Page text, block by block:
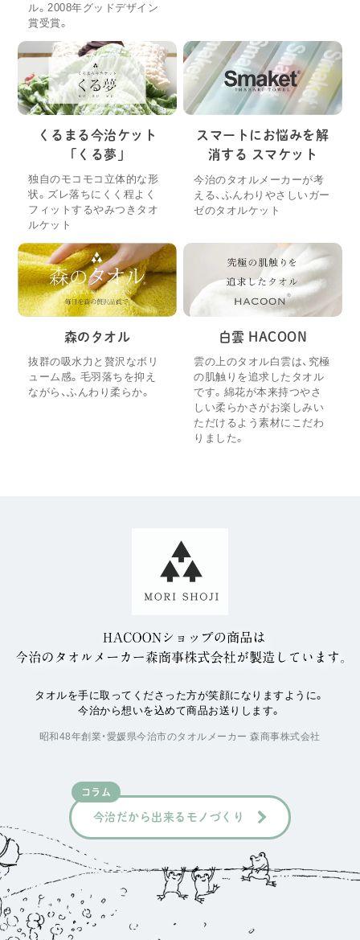
ル。2008年グッドデザイン
賞受賞。
くるまる今治ケット
「くる夢」
独自のモコモコ立体的な形
状。ズレ落ちにくく程よく
フィットするやみつきタオ
ルケット
スマートにお悩みを解
消する スマケット
今治のタオルメーカーが考
える、ふんわりやさしいガー
ゼのタオルケット
森のタオル
抜群の吸水力と贅沢なボリ
ューム感。毛羽落ちを抑え
ながら、ふんわり柔らか。
白雲 HACOON
雲の上のタオル白雲は、究極
の肌触りを追求したタオル
です。綿花が本来持つやさ
しい柔らかさがお楽しみい
ただけるよう素材にこだわ
りました。
タオルを手に取ってくださった方が笑顔になりますように。
今治から想いを込めて商品お送りします。
昭和48年創業・愛媛県今治市のタオルメーカー 森商事株式会社
コラム
今治だから出来るモノづくり